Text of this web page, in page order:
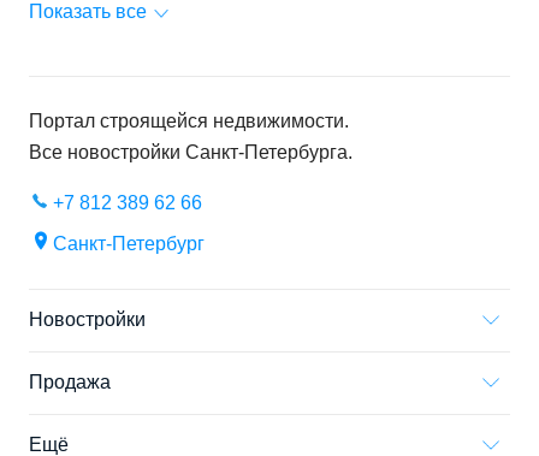
Показать все
Портал строящейся недвижимости.
Все новостройки Санкт-Петербурга.
+7 812 389 62 66
Санкт-Петербург
Новостройки
Продажа
Ещё